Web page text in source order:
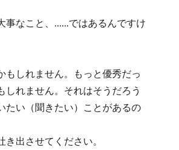
なこと、......ではあるんですけ
もしれません。もっと優秀だっ
れません。それはそうだろう
たい（聞きたい）ことがあるの
出させてください。